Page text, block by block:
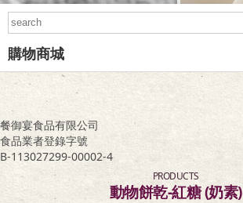
購物商城
檔案下載
常見問題
客服專區
購物商城
餐御宴食品有限公司
食品業者登錄字號
B-113027299-00002-4
PRODUCTS
動物餅乾-紅糖 (奶素)